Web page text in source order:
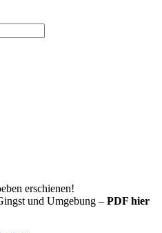
erschienen!
und Umgebung – PDF hier